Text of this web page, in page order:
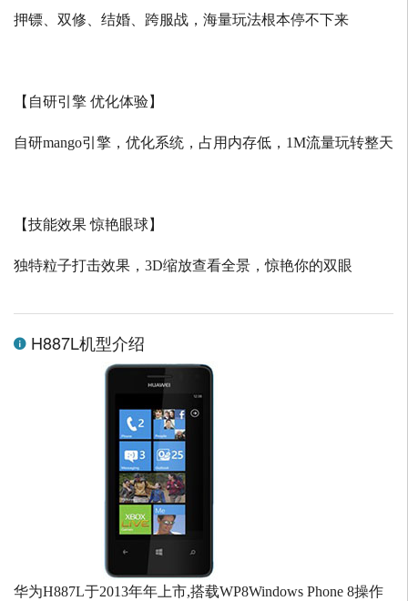
押镖、双修、结婚、跨服战，海量玩法根本停不下来
【自研引擎 优化体验】
自研mango引擎，优化系统，占用内存低， 1M流量玩转整天
【技能效果 惊艳眼球】
独特粒子打击效果， 3D缩放查看全景，惊艳你的双眼
H887L机型介绍
华为H887L于2013年年上市,搭载WP8Windows Phone 8操作